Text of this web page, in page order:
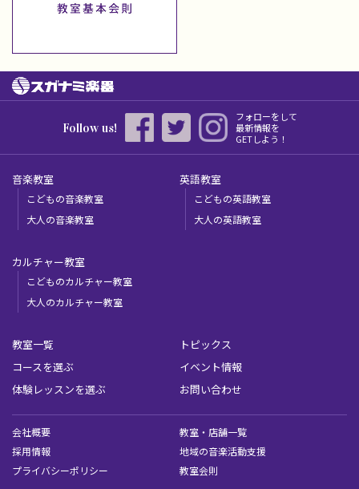
Follow us!
フォローをして
最新情報を
GETしよう！
音楽教室
こどもの音楽教室
大人の音楽教室
英語教室
こどもの英語教室
大人の英語教室
カルチャー教室
こどものカルチャー教室
大人のカルチャー教室
教室一覧
コースを選ぶ
体験レッスンを選ぶ
トピックス
イベント情報
お問い合わせ
会社概要
教室・店舗一覧
採用情報
地域の音楽活動支援
プライバシーポリシー
教室会則